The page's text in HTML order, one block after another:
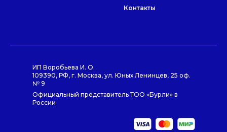
Контакты
ИП Воробьева И. О.
109390, РФ, г. Москва, ул. Юных Ленинцев, 25 оф.
№ 9
Официальный представитель ТОО «Бурли» в
России
по заказу